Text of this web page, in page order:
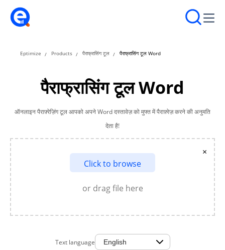
Eptimize Products पैराफ्रासिंग टूल पैराफ्रासिंग टूल Word
पैराफ्रासिंग टूल Word
ऑनलाइन पैराफ़्रेज़िंग टूल आपको अपने Word दस्तावेज़ को मुफ्त में पैराफ़्रेज़ करने की अनुमति
देता है!
Click to browse
or drag file here
×
Text language